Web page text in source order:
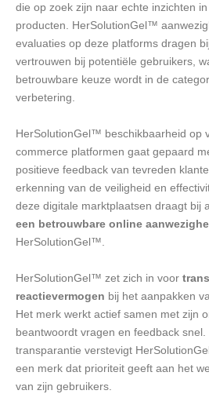
die op zoek zijn naar echte inzichten
producten. HerSolutionGel™
evaluaties op deze platforms dragen
vertrouwen bij potentiële gebruikers,
betrouwbare keuze wordt in de
verbetering.
HerSolutionGel™ beschikbaarheid op
commerce platformen gaat gepaard
positieve feedback van tevreden
erkenning van de veiligheid en
deze digitale marktplaatsen draagt bij
een betrouwbare online
HerSolutionGel™.
HerSolutionGel™ zet zich in voor
reactievermogen bij het aanpakken
Het merk werkt actief samen met zijn
beantwoordt vragen en feedback
transparantie verstevigt
een merk dat prioriteit geeft aan het
van zijn gebruikers.